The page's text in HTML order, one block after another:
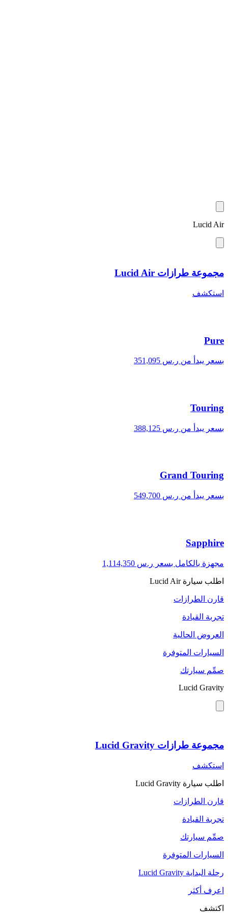
Lucid Air
مجموعة طرازات Lucid Air
استكشف
Pure
بسعر يبدأ من ر.س 351,095
Touring
بسعر يبدأ من ر.س 388,125
Grand Touring
بسعر يبدأ من ر.س 549,700
Sapphire
مجهزة بالكامل بسعر ر.س 1,114,350
اطلب سيارة Lucid Air
قارن الطرازات
تجربة القيادة
العروض الحالية
السيارات المتوفرة
صمِّم سيارتك
Lucid Gravity
مجموعة طرازات Lucid Gravity
استكشف
اطلب سيارة Lucid Gravity
قارن الطرازات
تجربة القيادة
صمِّم سيارتك
السيارات المتوفرة
رحلة البداية Lucid Gravity
اعرف أكثر
اكتشف